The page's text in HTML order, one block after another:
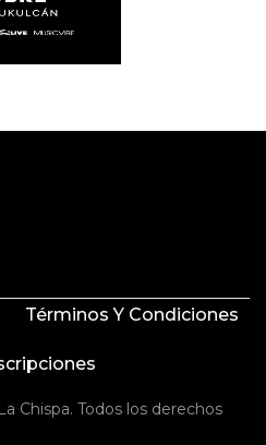
Términos Y Condiciones
Chispa. Todos los derechos